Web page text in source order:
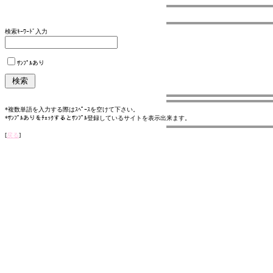
検索ｷｰﾜｰﾄﾞ入力
ｻﾝﾌﾟﾙあり
*複数単語を入力する際はｽﾍﾟｰｽを空けて下さい。
*ｻﾝﾌﾟﾙありをﾁｪｯｸするとｻﾝﾌﾟﾙ登録しているサイトを表示出来ます。
[戻る]